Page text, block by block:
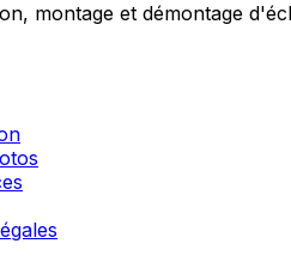
montage et démontage